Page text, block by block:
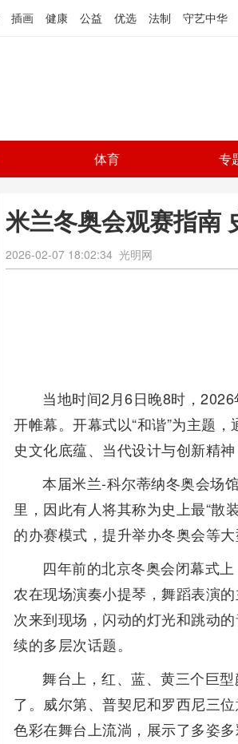
插画 健康 公益 优选 法制 守艺中华
体育 专
米兰冬奥会观赛指南
2026-02-07 18:02:34 光明网
当地时间2月6日晚8时，
开帷幕。开幕式以“和谐”为主题
史文化底蕴、当代设计与创新精
本届米兰-科尔蒂纳冬奥会场
里，因此有人将其称为史上最“散
的办赛模式，提升举办冬奥会等大
四年前的北京冬奥会闭幕式
农在现场演奏小提琴，舞蹈表演
次来到现场，闪动的灯光和跳动
续的多层次话题。
舞台上，红、蓝、黄三个巨
了。威尔第、普契尼和罗西尼三
色彩在舞台上流淌，展示了多姿